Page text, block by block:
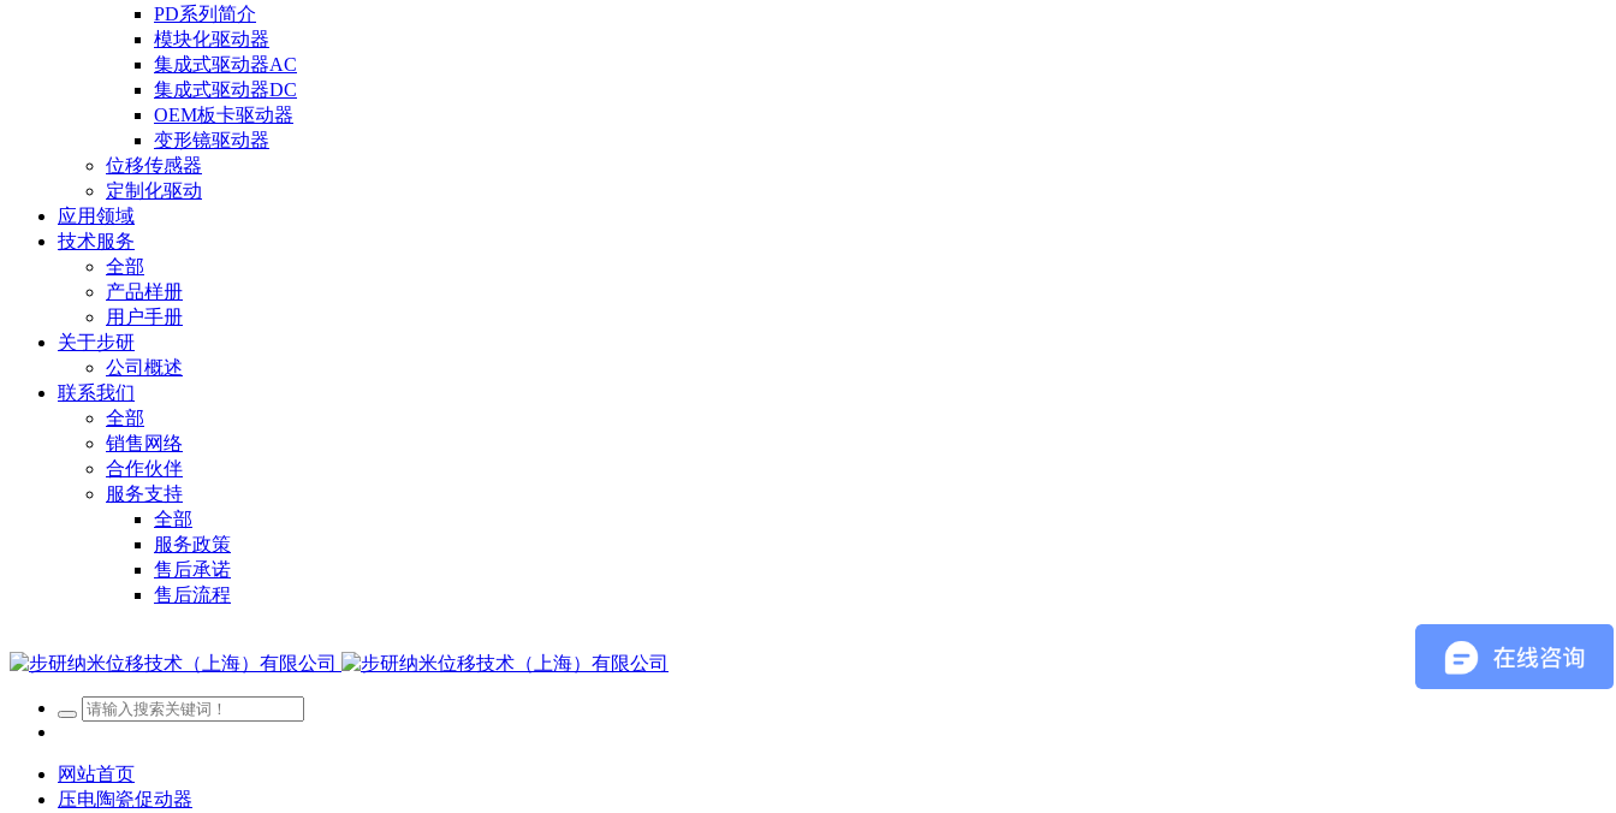
PD系列简介
模块化驱动器
集成式驱动器AC
集成式驱动器DC
OEM板卡驱动器
变形镜驱动器
位移传感器
定制化驱动
应用领域
技术服务
全部
产品样册
用户手册
关于步研
公司概述
联系我们
全部
销售网络
合作伙伴
服务支持
全部
服务政策
售后承诺
售后流程
网站首页
压电陶瓷促动器